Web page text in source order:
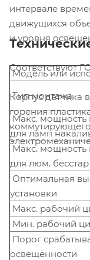
интервале
движущихся
и уровня
Соответствуют
Корпус датчика
горения
коммутирующего
Модель или
Тип монтажа
Макс. мощность
для ламп
Макс. мощность
для люм.
Оптимальная
установки
Макс. рабочий
Мин. рабочий
Порог
освещённости